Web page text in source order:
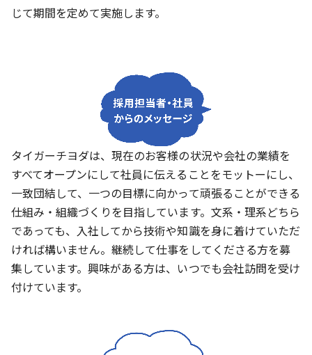
じて期間を定めて実施します。
タイガーチヨダは、現在のお客様の状況や会社の業績を
すべてオープンにして社員に伝えることをモットーにし、
一致団結して、一つの目標に向かって頑張ることができる
仕組み・組織づくりを目指しています。文系・理系どちら
であっても、入社してから技術や知識を身に着けていただ
ければ構いません。継続して仕事をしてくださる方を募
集しています。興味がある方は、いつでも会社訪問を受け
付けています。